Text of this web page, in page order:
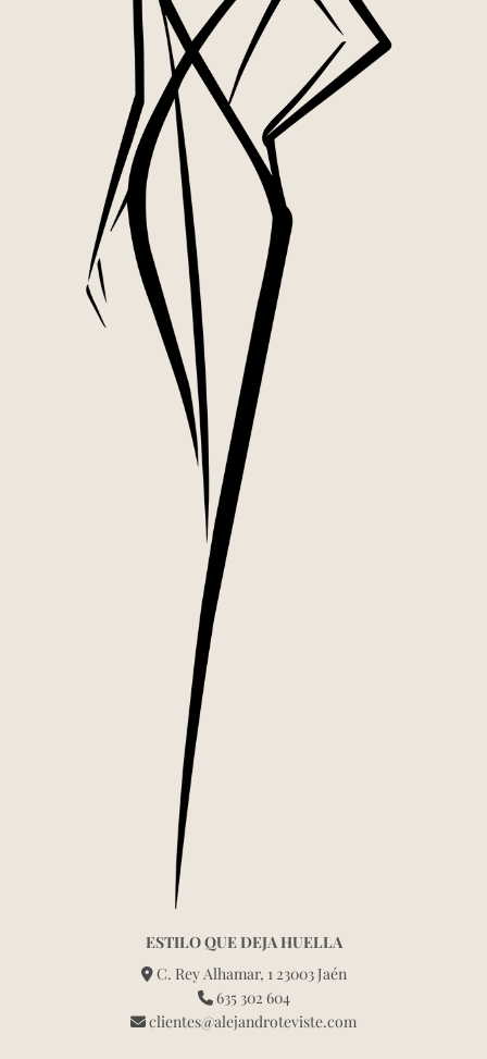
ESTILO QUE DEJA HUELLA
C. Rey Alhamar, 1 23003 Jaén
635 302 604
clientes@alejandroteviste.com